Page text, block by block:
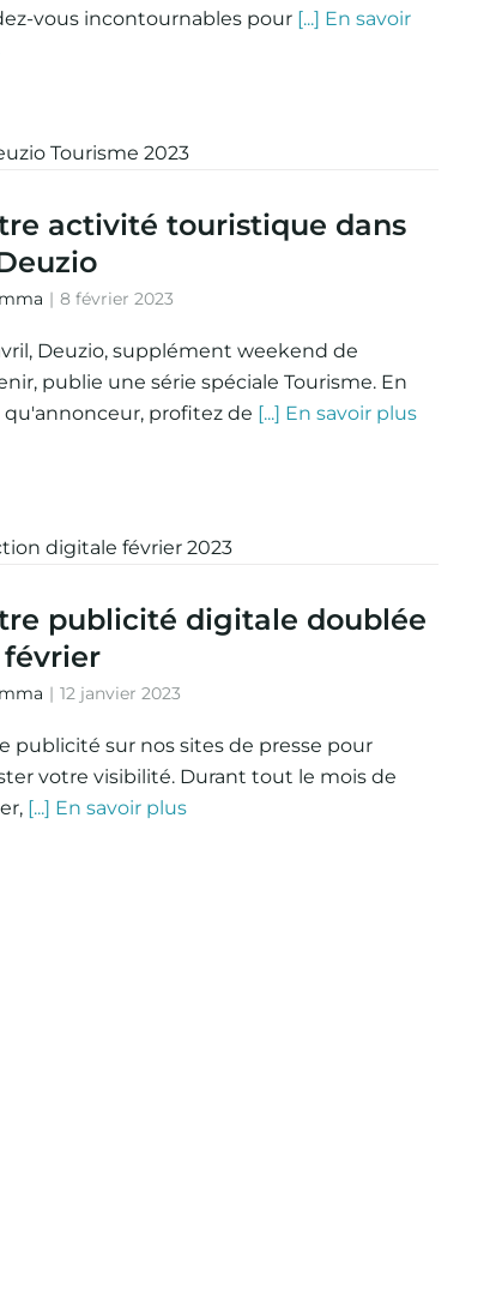
vous incontournables pour [...] En savoir
activité touristique dans
| 8 février 2023
Deuzio, supplément weekend de
publie une série spéciale Tourisme. En
profitez de [...] En savoir plus
publicité digitale doublée
février
| 12 janvier 2023
publicité sur nos sites de presse pour
votre visibilité. Durant tout le mois de
[...] En savoir plus